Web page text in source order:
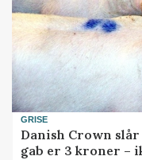
GRISE
Danish Crown
gab er 3 kroner –